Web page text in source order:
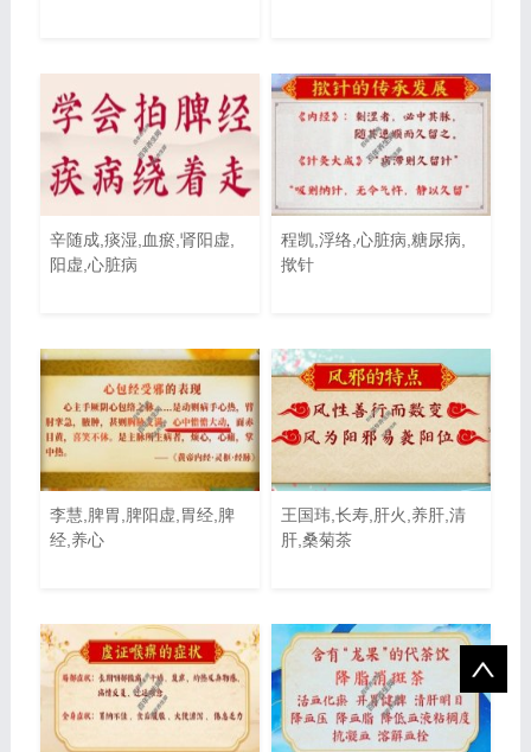
辛随成,痰湿,血瘀,肾阳虚,
阳虚,心脏病
程凯,浮络,心脏病,糖尿病,
揿针
李慧,脾胃,脾阳虚,胃经,脾
经,养心
王国玮,长寿,肝火,养肝,清
肝,桑菊茶